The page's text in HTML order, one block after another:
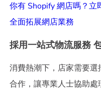
你有 Shopify 網店嗎？立
全面拓展網店業務
採用一站式物流服務
消費熱潮下，店家需要
合作，讓專業人士協助